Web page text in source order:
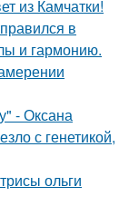
из Камчатки!
в
и гармонию.
- Оксана
с генетикой,
ольги